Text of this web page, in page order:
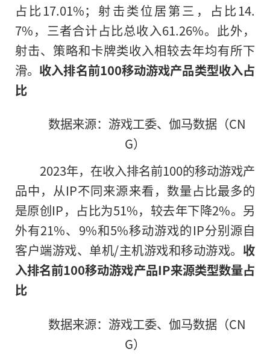
占比17.01%；射击类位居第三，占比14.
7%，三者合计占比总收入61.26%。此外，
射击、策略和卡牌类收入相较去年均有所下
滑。 收入排名前100移动游戏产品类型收入占
比
数据来源：游戏工委、伽马数据（CN
G）
2023年，在收入排名前100的移动游戏产
品中，从IP不同来源来看，数量占比最多的
是原创IP，占比为51%，较去年下降2%。另
外有21%、9%和5%移动游戏的IP分别源自
客户端游戏、单机/主机游戏和移动游戏。 收
入排名前100移动游戏产品IP来源类型数量占
比
数据来源：游戏工委、伽马数据（CN
G）